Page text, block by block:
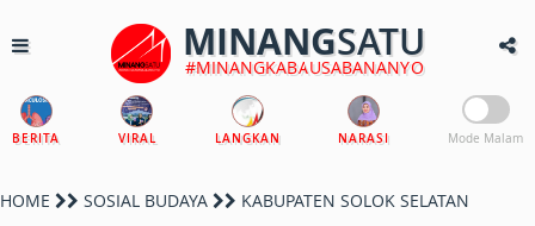
MINANGSATU
#MINANGKABAUSABANANYO
BERITA VIRAL LANGKAN NARASI Mode Malam
HOME SOSIAL BUDAYA KABUPATEN SOLOK SELATAN